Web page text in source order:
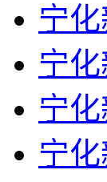
宁
宁
宁
宁